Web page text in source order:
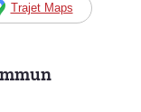
Trajet Maps